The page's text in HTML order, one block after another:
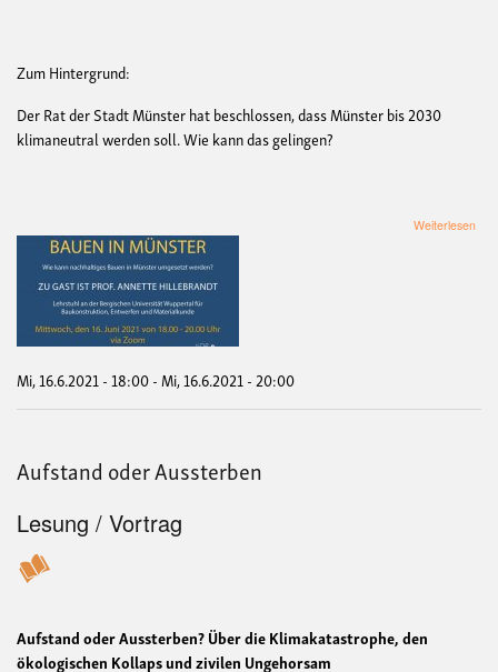
Zum Hintergrund:
Der Rat der Stadt Münster hat beschlossen, dass Münster bis 2030
klimaneutral werden soll. Wie kann das gelingen?
Weiterlesen
Mi, 16.6.2021 - 18:00-Mi, 16.6.2021 - 20:00
Aufstand oder Aussterben
Lesung / Vortrag
Aufstand oder Aussterben? Über die Klimakatastrophe, den
ökologischen Kollaps und zivilen Ungehorsam